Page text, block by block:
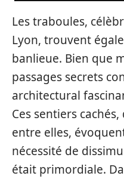
Les traboules,
Lyon, trouvent
banlieue. Bien que
passages secrets
architectural
Ces sentiers
entre elles,
nécessité de
était primordiale.